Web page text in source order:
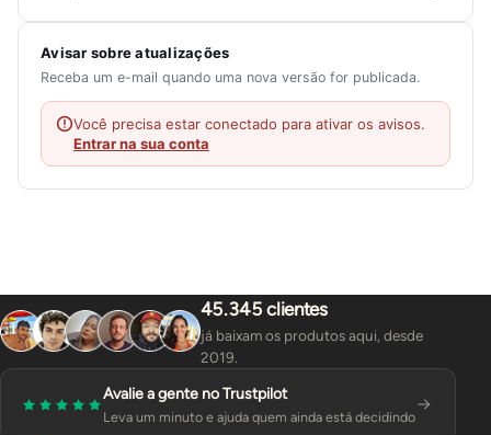
Avisar sobre atualizações
Receba um e-mail quando uma nova versão for publicada.
Você precisa estar conectado para ativar os avisos.
Entrar na sua conta
45.345 clientes
já baixam os produtos aqui, desde
2019.
Avalie a gente no Trustpilot
Leva um minuto e ajuda quem ainda está decidindo